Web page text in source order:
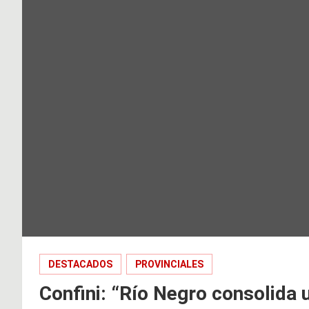
DESTACADOS PROVINCIALES
Confini: “Río Negro consolida